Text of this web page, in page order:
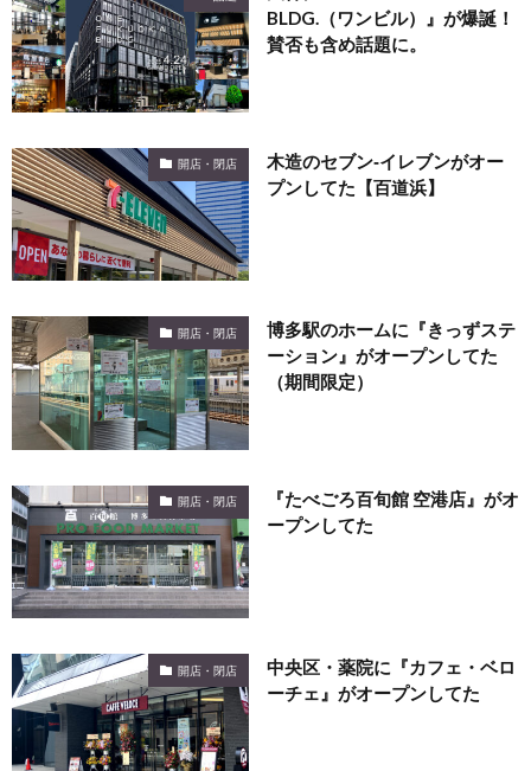
BLDG.（ワンビル）』が爆誕！
賛否も含め話題に。
開店・閉店
木造のセブン‐イレブンがオー
プンしてた【百道浜】
開店・閉店
博多駅のホームに『きっずステ
ーション』がオープンしてた
（期間限定）
開店・閉店
『たべごろ百旬館 空港店』がオ
ープンしてた
開店・閉店
中央区・薬院に『カフェ・ベロ
ーチェ』がオープンしてた